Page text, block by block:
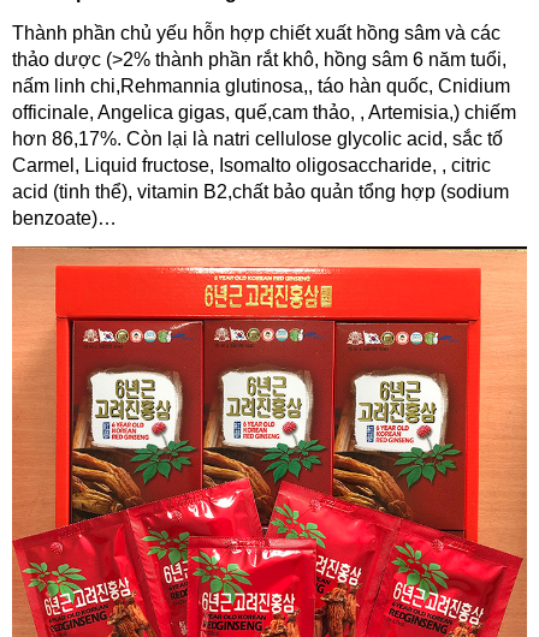
Thành phần chủ yếu hỗn hợp chiết xuất hồng sâm và các
thảo dược (>2% thành phần rắt khô, hồng sâm 6 năm tuổi,
nấm linh chi,Rehmannia glutinosa,, táo hàn quốc, Cnidium
officinale, Angelica gigas, quế,cam thảo, , Artemisia,) chiếm
hơn 86,17%. Còn lại là natri cellulose glycolic acid, sắc tố
Carmel, Liquid fructose, Isomalto oligosaccharide, , citric
acid (tinh thể), vitamin B2,chất bảo quản tổng hợp (sodium
benzoate)…